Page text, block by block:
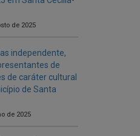
independente,
de
de caráter cultural
de 2025
aos Agentes
2025